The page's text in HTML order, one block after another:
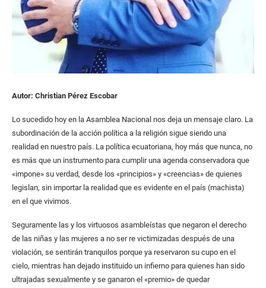
Autor: Christian Pérez Escobar
Lo sucedido hoy en la Asamblea Nacional nos deja un mensaje claro. La
subordinación de la acción política a la religión sigue siendo una
realidad en nuestro país. La política ecuatoriana, hoy más que nunca, no
es más que un instrumento para cumplir una agenda conservadora que
«impone» su verdad, desde los «principios» y «creencias» de quienes
legislan, sin importar la realidad que es evidente en el país (machista)
en el que vivimos.
Seguramente las y los virtuosos asambleístas que negaron el derecho
de las niñas y las mujeres a no ser re victimizadas después de una
violación, se sentirán tranquilos porque ya reservaron su cupo en el
cielo, mientras han dejado instituido un infierno para quienes han sido
ultrajadas sexualmente y se ganaron el «premio» de quedar